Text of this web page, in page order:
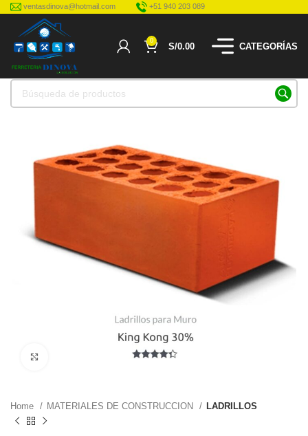
ventasdinova@hotmail.com +51 940 203 089
0
S/0.00 CATEGORÍAS
Haga Click para agrandar
Home MATERIALES DE CONSTRUCCION LADRILLOS